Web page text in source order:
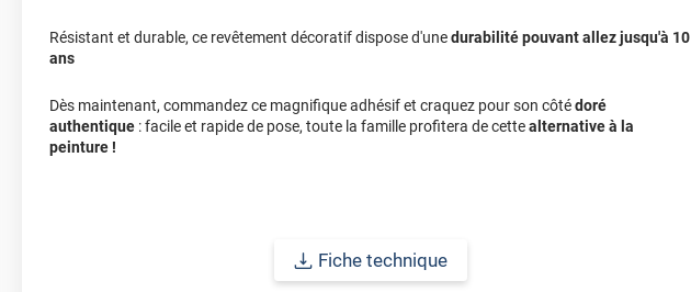
Résistant et durable, ce revêtement décoratif dispose d'unedurabilité pouvant allez jusqu'à 10
ans
Dès maintenant, commandez ce magnifique adhésif et craquez pour son côtédoré
authentique : facile et rapide de pose, toute la famille profitera de cettealternative à la
peinture !
Fiche technique